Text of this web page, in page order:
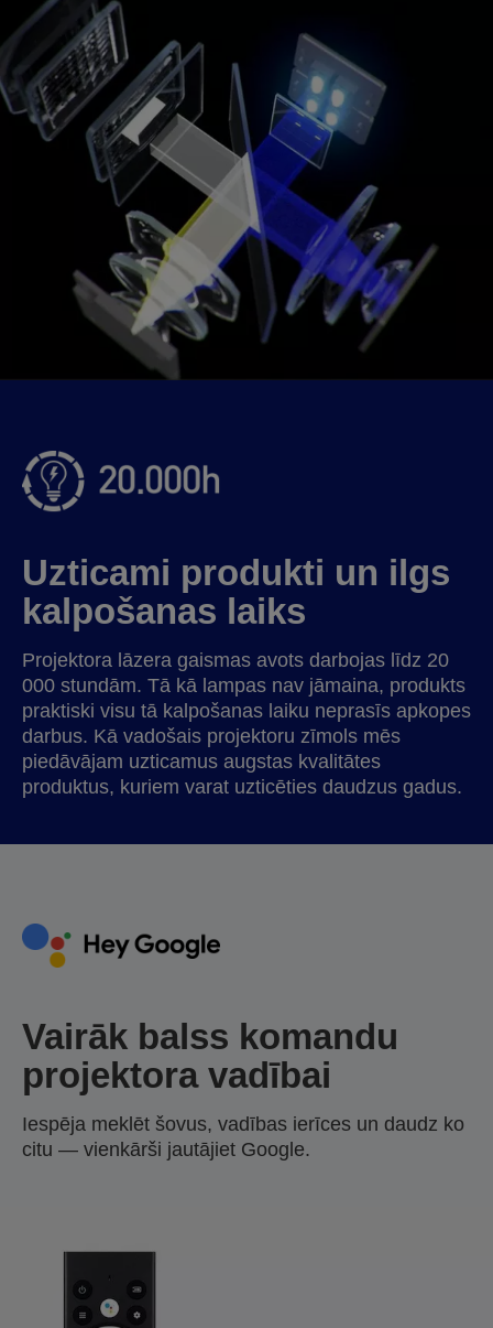
Uzticami produkti un ilgs
kalpošanas laiks
Projektora lāzera gaismas avots darbojas līdz 20
000 stundām. Tā kā lampas nav jāmaina, produkts
praktiski visu tā kalpošanas laiku neprasīs apkopes
darbus. Kā vadošais projektoru zīmols mēs
piedāvājam uzticamus augstas kvalitātes
produktus, kuriem varat uzticēties daudzus gadus.
Vairāk balss komandu
projektora vadībai
Iespēja meklēt šovus, vadības ierīces un daudz ko
citu — vienkārši jautājiet Google.